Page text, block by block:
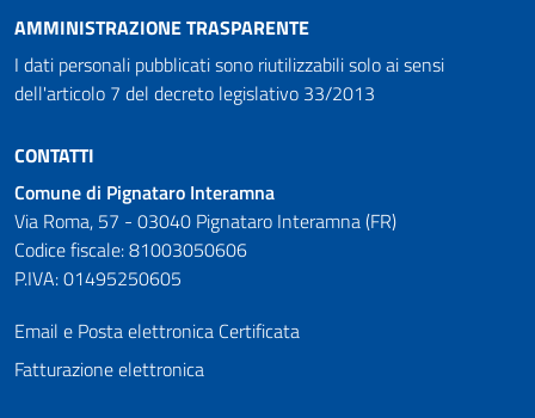
AMMINISTRAZIONE TRASPARENTE
I dati personali pubblicati sono riutilizzabili solo ai sensi
dell'articolo 7 del decreto legislativo 33/2013
CONTATTI
Comune di Pignataro Interamna
Via Roma, 57 - 03040 Pignataro Interamna (FR)
Codice fiscale: 81003050606
P.IVA: 01495250605
Email e Posta elettronica Certificata
Fatturazione elettronica